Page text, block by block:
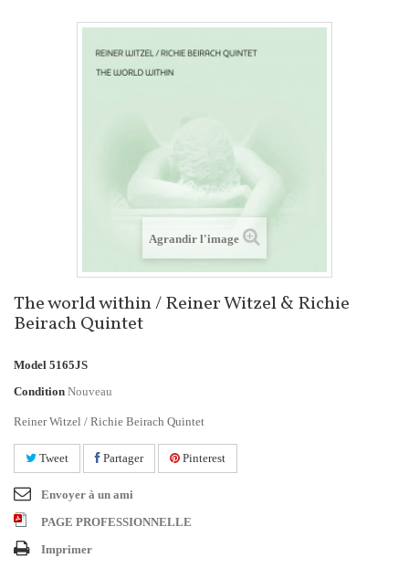
Agrandir l'image
The world within / Reiner Witzel & Richie
Beirach Quintet
Model 5165JS
Condition Nouveau
Reiner Witzel / Richie Beirach Quintet
Tweet Partager Pinterest
Envoyer à un ami
PAGE PROFESSIONNELLE
Imprimer